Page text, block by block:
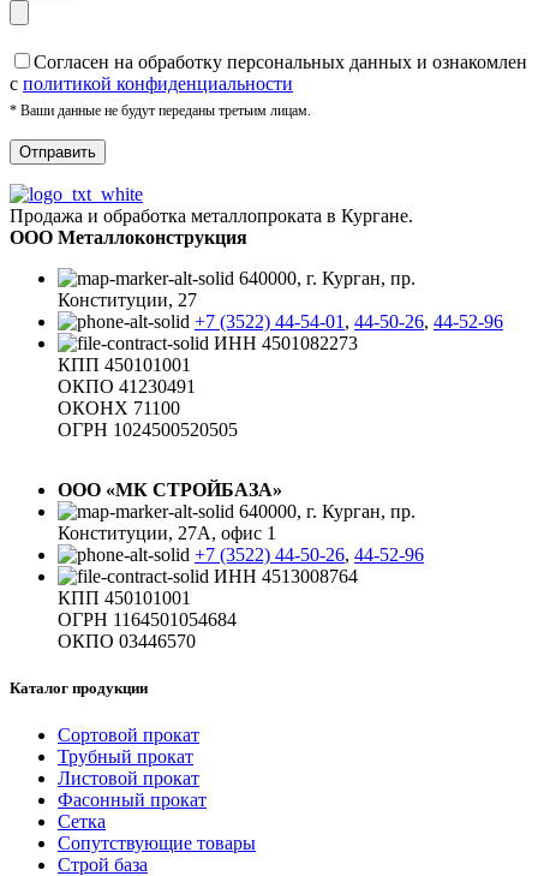
Cогласен на обработку персональных данных и ознакомлен
с политикой конфиденциальности
* Ваши данные не будут переданы третьим лицам.
Продажа и обработка металлопроката в Кургане.
ООО Металлоконструкция
640000, г. Курган, пр.
Конституции, 27
+7 (3522) 44-54-01 , 44-50-26, 44-52-96
ИНН 4501082273
КПП 450101001
ОКПО 41230491
ОКОНХ 71100
ОГРН 1024500520505
ООО «МК СТРОЙБАЗА»
640000, г. Курган, пр.
Конституции, 27А, офис 1
+7 (3522) 44-50-26, 44-52-96
ИНН 4513008764
КПП 450101001
ОГРН 1164501054684
ОКПО 03446570
Каталог продукции
Сортовой прокат
Трубный прокат
Листовой прокат
Фасонный прокат
Сетка
Сопутствующие товары
Строй база